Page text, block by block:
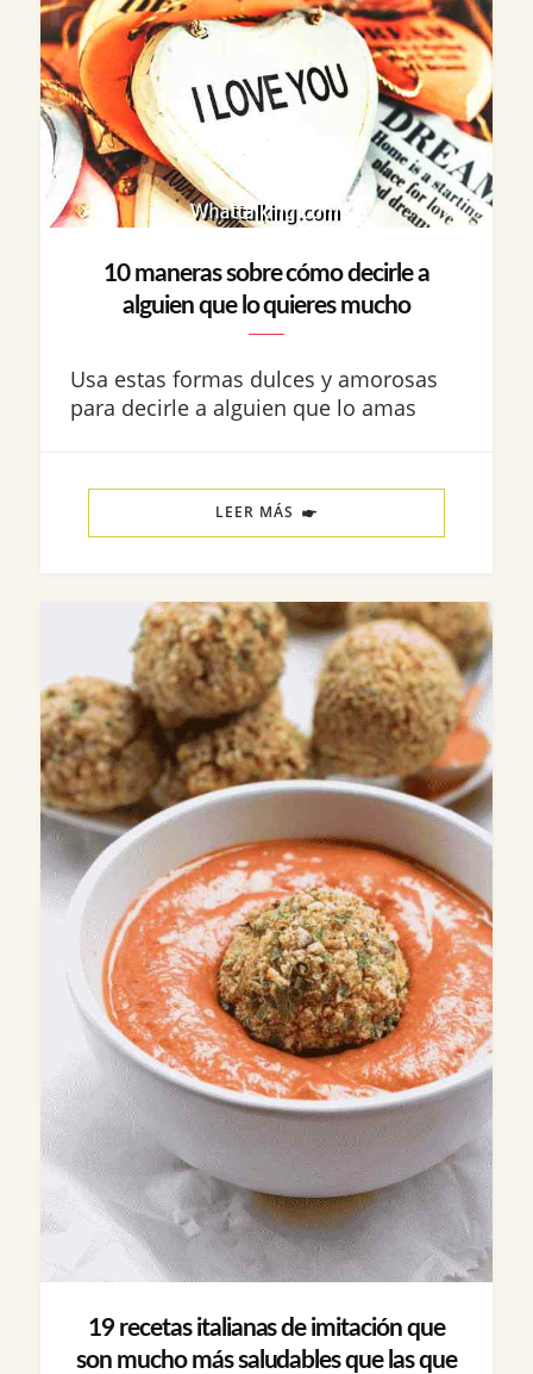
10 maneras sobre cómo decirle a
alguien que lo quieres mucho
Usa estas formas dulces y amorosas
para decirle a alguien que lo amas
LEER MÁS
19 recetas italianas de imitación que
son mucho más saludables que las que